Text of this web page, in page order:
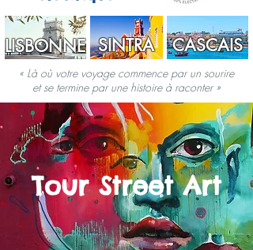
LISBONNE SINTRA CASCAIS
« Là où votre voyage commence par un sourire
et se termine par une histoire à raconter »
Tour Street Art